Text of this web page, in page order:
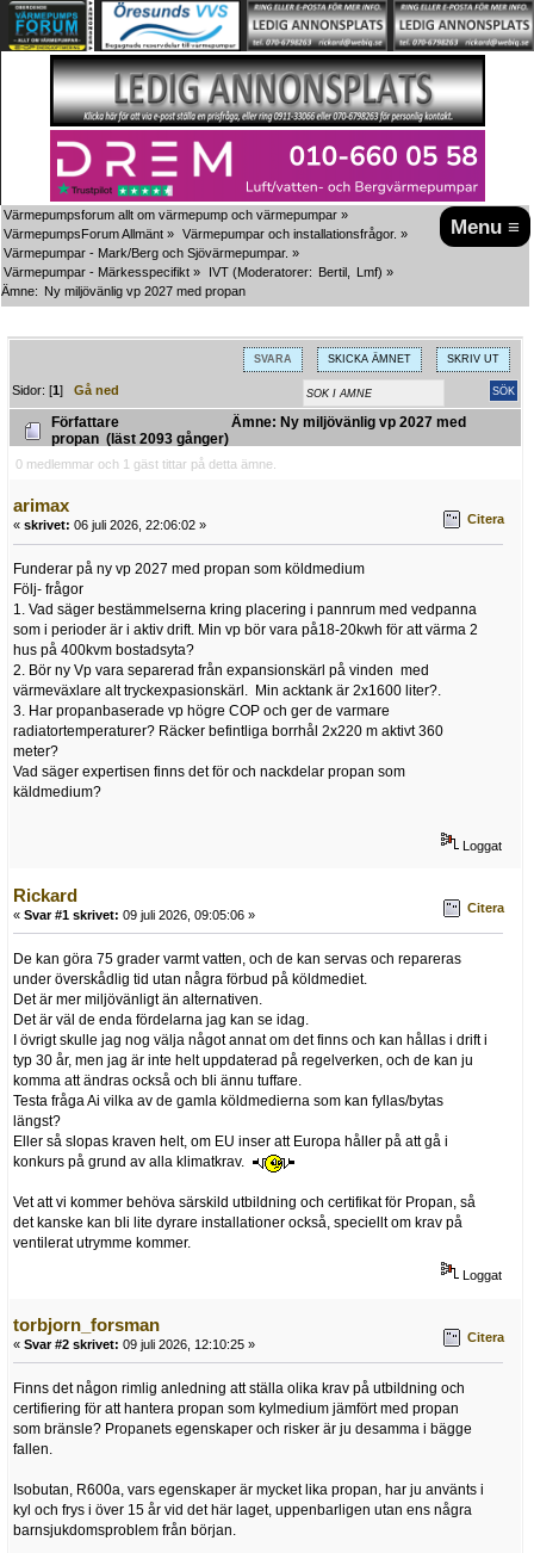
Menu ≡
Värmepumpsforum allt om värmepump och värmepumpar »
VärmepumpsForum Allmänt » Värmepumpar och installationsfrågor. »
Värmepumpar - Mark/Berg och Sjövärmepumpar. »
Värmepumpar - Märkesspecifikt » IVT (Moderatorer: Bertil Lmf) »
Ämne: Ny miljövänlig vp 2027 med propan
SVARA SKICKA ÄMNET SKRIV UT
Sidor: [1]Gå ned
Författare
Ämne: Ny miljövänlig vp 2027 med
propan (läst 2093 gånger)
0 medlemmar och 1 gäst tittar på detta ämne.
arimax
« skrivet: 06 juli 2026, 22:06:02 » Citera
Funderar på ny vp 2027 med propan som köldmedium
Följ- frågor
1. Vad säger bestämmelserna kring placering i pannrum med vedpanna
som i perioder är i aktiv drift. Min vp bör vara på18-20kwh för att värma 2
hus på 400kvm bostadsyta?
2. Bör ny Vp vara separerad från expansionskärl på vinden med
värmeväxlare alt tryckexpasionskärl. Min acktank är 2x1600 liter?.
3. Har propanbaserade vp högre COP och ger de varmare
radiatortemperaturer? Räcker befintliga borrhål 2x220 m aktivt 360
meter?
Vad säger expertisen finns det för och nackdelar propan som
käldmedium?
Loggat
Rickard
« Svar #1 skrivet: 09 juli 2026, 09:05:06 » Citera
De kan göra 75 grader varmt vatten, och de kan servas och repareras
under överskådlig tid utan några förbud på köldmediet.
Det är mer miljövänligt än alternativen.
Det är väl de enda fördelarna jag kan se idag.
I övrigt skulle jag nog välja något annat om det finns och kan hållas i drift i
typ 30 år, men jag är inte helt uppdaterad på regelverken, och de kan ju
komma att ändras också och bli ännu tuffare.
Testa fråga Ai vilka av de gamla köldmedierna som kan fyllas/bytas
längst?
Eller så slopas kraven helt, om EU inser att Europa håller på att gå i
konkurs på grund av alla klimatkrav.
Vet att vi kommer behöva särskild utbildning och certifikat för Propan, så
det kanske kan bli lite dyrare installationer också, speciellt om krav på
ventilerat utrymme kommer.
Loggat
torbjorn_forsman
« Svar #2 skrivet: 09 juli 2026, 12:10:25 » Citera
Finns det någon rimlig anledning att ställa olika krav på utbildning och
certifiering för att hantera propan som kylmedium jämfört med propan
som bränsle? Propanets egenskaper och risker är ju desamma i bägge
fallen.
Isobutan, R600a, vars egenskaper är mycket lika propan, har ju använts i
kyl och frys i över 15 år vid det här laget, uppenbarligen utan ens några
barnsjukdomsproblem från början.